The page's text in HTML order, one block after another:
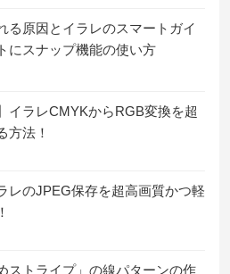
る原因とイラレのスマートガイ
にスナップ機能の使い方
イラレCMYKからRGB変換を超
方法！
レのJPEG保存を超高画質かつ軽
ストライプ」の線パターンの作